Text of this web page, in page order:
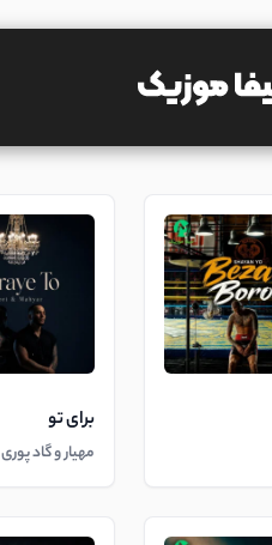
برای تو
مهیار و گاد پوری